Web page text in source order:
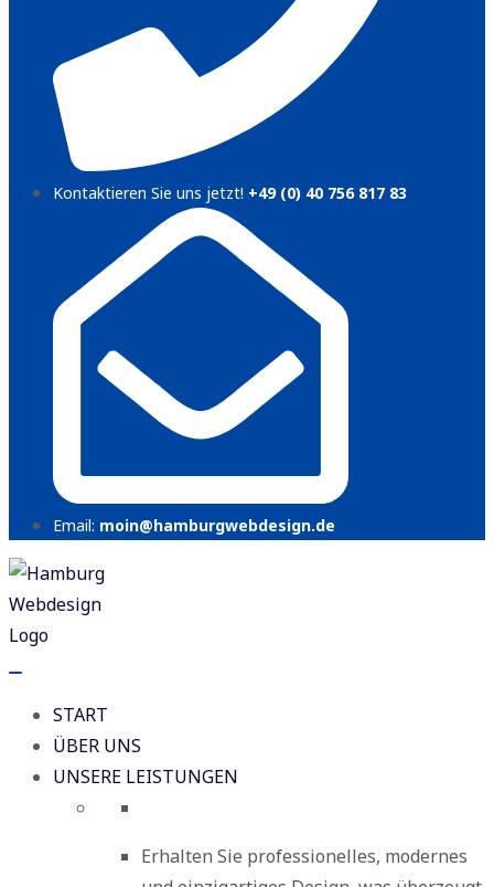
Kontaktieren Sie uns jetzt! +49 (0) 40 756 817 83
Email: moin@hamburgwebdesign.de
START
ÜBER UNS
UNSERE LEISTUNGEN
Erhalten Sie professionelles, modernes